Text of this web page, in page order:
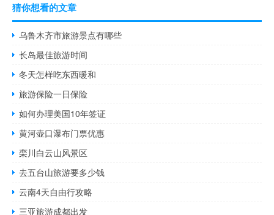
猜你想看的文章
乌鲁木齐市旅游景点有哪些
长岛最佳旅游时间
冬天怎样吃东西暖和
旅游保险一日保险
如何办理美国10年签证
黄河壶口瀑布门票优惠
栾川白云山风景区
去五台山旅游要多少钱
云南4天自由行攻略
三亚旅游成都出发